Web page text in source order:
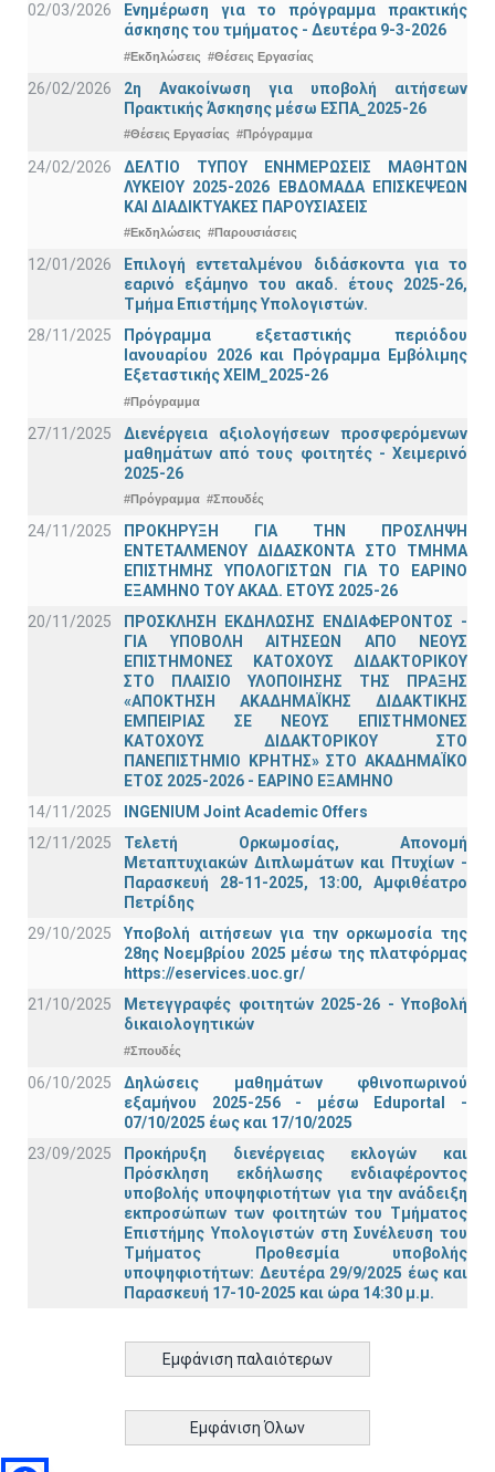
02/03/2026
Ενημέρωση για το πρόγραμμα πρακτικής
άσκησης του τμήματος - Δευτέρα 9-3-2026
#Εκδηλώσεις #Θέσεις Εργασίας
26/02/2026
2η Ανακοίνωση για υποβολή αιτήσεων
Πρακτικής Άσκησης μέσω ΕΣΠΑ_2025-26
#Θέσεις Εργασίας #Πρόγραμμα
24/02/2026
ΔΕΛΤΙΟ ΤΥΠΟΥ ΕΝΗΜΕΡΩΣΕΙΣ ΜΑΘΗΤΩΝ
ΛΥΚΕΙΟΥ 2025-2026 ΕΒΔΟΜΑΔΑ ΕΠΙΣΚΕΨΕΩΝ
ΚΑΙ ΔΙΑΔΙΚΤΥΑΚΕΣ ΠΑΡΟΥΣΙΑΣΕΙΣ
#Εκδηλώσεις #Παρουσιάσεις
12/01/2026
Επιλογή εντεταλμένου διδάσκοντα για το
εαρινό εξάμηνο του ακαδ. έτους 2025-26,
Τμήμα Επιστήμης Υπολογιστών.
28/11/2025
Πρόγραμμα εξεταστικής περιόδου
Ιανουαρίου 2026 και Πρόγραμμα Εμβόλιμης
Εξεταστικής ΧΕΙΜ_2025-26
#Πρόγραμμα
27/11/2025
Διενέργεια αξιολογήσεων προσφερόμενων
μαθημάτων από τους φοιτητές - Χειμερινό
2025-26
#Πρόγραμμα #Σπουδές
24/11/2025
ΠΡΟΚΗΡΥΞΗ ΓΙΑ ΤΗΝ ΠΡΟΣΛΗΨΗ
ΕΝΤΕΤΑΛΜΕΝΟΥ ΔΙΔΑΣΚΟΝΤΑ ΣΤΟ ΤΜΗΜΑ
ΕΠΙΣΤΗΜΗΣ ΥΠΟΛΟΓΙΣΤΩΝ ΓΙΑ ΤΟ ΕΑΡΙΝΟ
ΕΞΑΜΗΝΟ ΤΟΥ ΑΚΑΔ. ΕΤΟΥΣ 2025-26
20/11/2025
ΠΡΟΣΚΛΗΣΗ ΕΚΔΗΛΩΣΗΣ ΕΝΔΙΑΦΕΡΟΝΤΟΣ -
ΓΙΑ ΥΠΟΒΟΛΗ ΑΙΤΗΣΕΩΝ ΑΠΟ ΝΕΟΥΣ
ΕΠΙΣΤΗΜΟΝΕΣ ΚΑΤΟΧΟΥΣ ΔΙΔΑΚΤΟΡΙΚΟΥ
ΣΤΟ ΠΛΑΙΣΙΟ ΥΛΟΠΟΙΗΣΗΣ ΤΗΣ ΠΡΑΞΗΣ
«ΑΠΟΚΤΗΣΗ ΑΚΑΔΗΜΑΪΚΗΣ ΔΙΔΑΚΤΙΚΗΣ
ΕΜΠΕΙΡΙΑΣ ΣΕ ΝΕΟΥΣ ΕΠΙΣΤΗΜΟΝΕΣ
ΚΑΤΟΧΟΥΣ ΔΙΔΑΚΤΟΡΙΚΟΥ ΣΤΟ
ΠΑΝΕΠΙΣΤΗΜΙΟ ΚΡΗΤΗΣ» ΣΤΟ ΑΚΑΔΗΜΑΪΚΟ
ΕΤΟΣ 2025-2026 - ΕΑΡΙΝΟ ΕΞΑΜΗΝΟ
14/11/2025
INGENIUM Joint Academic Offers
12/11/2025
Τελετή Ορκωμοσίας, Απονομή
Μεταπτυχιακών Διπλωμάτων και Πτυχίων -
Παρασκευή 28-11-2025, 13:00, Αμφιθέατρο
Πετρίδης
29/10/2025
Υποβολή αιτήσεων για την ορκωμοσία της
28ης Νοεμβρίου 2025 μέσω της πλατφόρμας
https://eservices.uoc.gr/
21/10/2025
Μετεγγραφές φοιτητών 2025-26 - Υποβολή
δικαιολογητικών
#Σπουδές
06/10/2025
Δηλώσεις μαθημάτων φθινοπωρινού
εξαμήνου 2025-256 - μέσω Εduportal -
07/10/2025 έως και 17/10/2025
23/09/2025
Προκήρυξη διενέργειας εκλογών και
Πρόσκληση εκδήλωσης ενδιαφέροντος
υποβολής υποψηφιοτήτων για την ανάδειξη
εκπροσώπων των φοιτητών του Τμήματος
Επιστήμης Υπολογιστών στη Συνέλευση του
Τμήματος Προθεσμία υποβολής
υποψηφιοτήτων: Δευτέρα 29/9/2025 έως και
Παρασκευή 17-10-2025 και ώρα 14:30 μ.μ.
Εμφάνιση παλαιότερων
Εμφάνιση Όλων